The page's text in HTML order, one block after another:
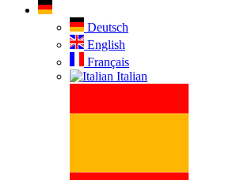
Deutsch
English
Français
Italian